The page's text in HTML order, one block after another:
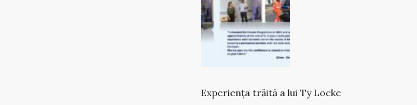
Experiența trăită a lui Ty Locke